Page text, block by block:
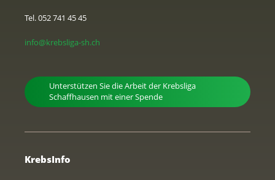
Tel. 052 741 45 45
info@krebsliga-sh.ch
Unterstützen Sie die Arbeit der Krebsliga
Schaffhausen mit einer Spende
KrebsInfo